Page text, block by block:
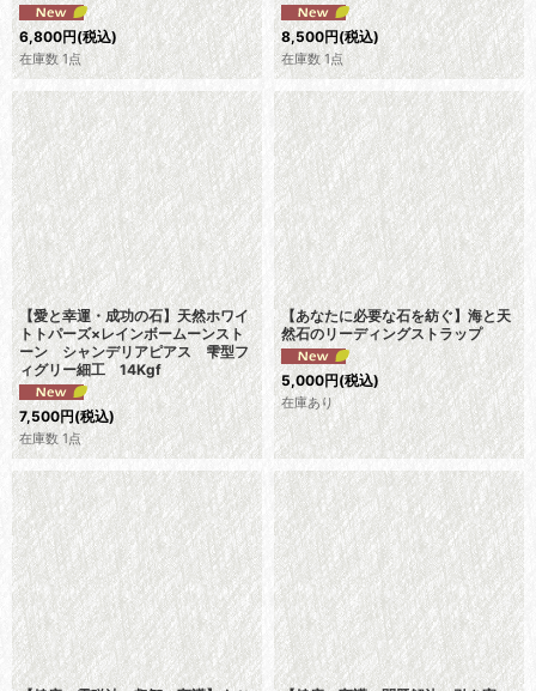
6,800円(税込)
在庫数 1点
8,500円(税込)
在庫数 1点
【愛と幸運・成功の石】天然ホワイ
トトパーズ×レインボームーンスト
ーン シャンデリアピアス 雫型フ
ィグリー細工 14Kgf
7,500円(税込)
在庫数 1点
【あなたに必要な石を紡ぐ】海と天
然石のリーディングストラップ
5,000円(税込)
在庫あり